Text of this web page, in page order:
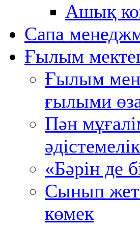
Ашық
Сапа
Ғылым
Ғылым мен
ғылыми
Пән
«Бәрін де
Сынып
көмек